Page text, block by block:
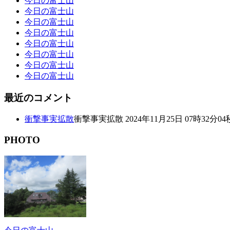
今日の富士山
今日の富士山
今日の富士山
今日の富士山
今日の富士山
今日の富士山
今日の富士山
最近のコメント
衝撃事実拡散衝撃事実拡散 2024年11月25日 07時32分04
PHOTO